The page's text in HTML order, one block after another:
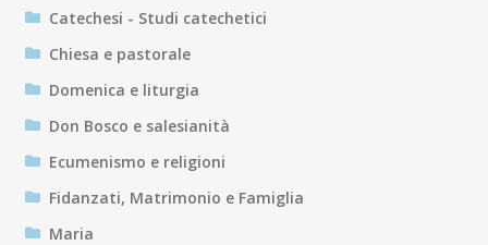
Catechesi - Studi catechetici
Chiesa e pastorale
Domenica e liturgia
Don Bosco e salesianità
Ecumenismo e religioni
Fidanzati, Matrimonio e Famiglia
Maria